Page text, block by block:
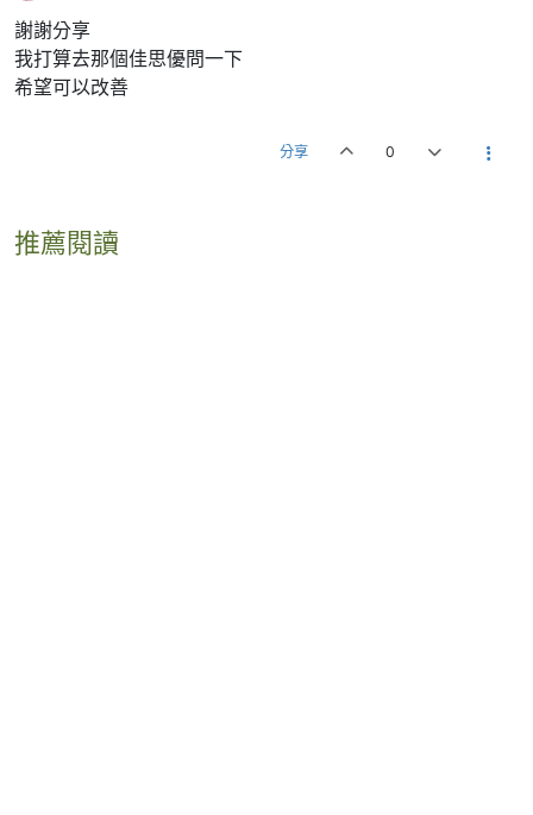
謝謝分享
我打算去那個佳思優問一下
希望可以改善
分享 0
推薦閱讀